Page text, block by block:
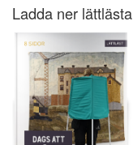
Ladda ner